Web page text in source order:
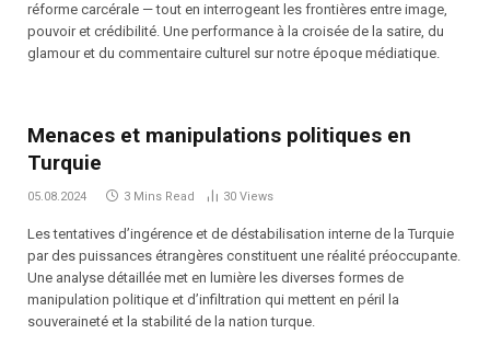
réforme carcérale — tout en interrogeant les frontières entre image,
pouvoir et crédibilité. Une performance à la croisée de la satire, du
glamour et du commentaire culturel sur notre époque médiatique.
Menaces et manipulations politiques en
Turquie
05.08.2024 3 Mins Read 30 Views
Les tentatives d’ingérence et de déstabilisation interne de la Turquie
par des puissances étrangères constituent une réalité préoccupante.
Une analyse détaillée met en lumière les diverses formes de
manipulation politique et d’infiltration qui mettent en péril la
souveraineté et la stabilité de la nation turque.